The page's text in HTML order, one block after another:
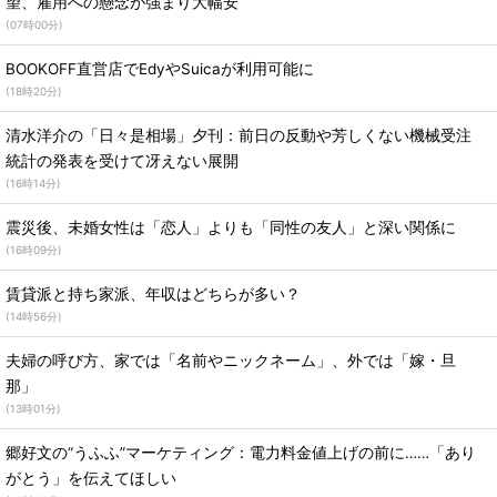
(07時00分)
BOOKOFF直営店でEdyやSuicaが利用可能に
(18時20分)
清水洋介の「日々是相場」夕刊：前日の反動や芳しくない機械受注
統計の発表を受けて冴えない展開
(16時14分)
震災後、未婚女性は「恋人」よりも「同性の友人」と深い関係に
(16時09分)
賃貸派と持ち家派、年収はどちらが多い？
(14時56分)
夫婦の呼び方、家では「名前やニックネーム」、外では「嫁・旦
那」
(13時01分)
郷好文の“うふふ”マーケティング：電力料金値上げの前に……「あり
がとう」を伝えてほしい